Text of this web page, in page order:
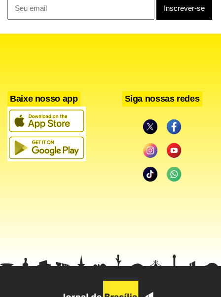
Baixe nosso app Siga nossas redes